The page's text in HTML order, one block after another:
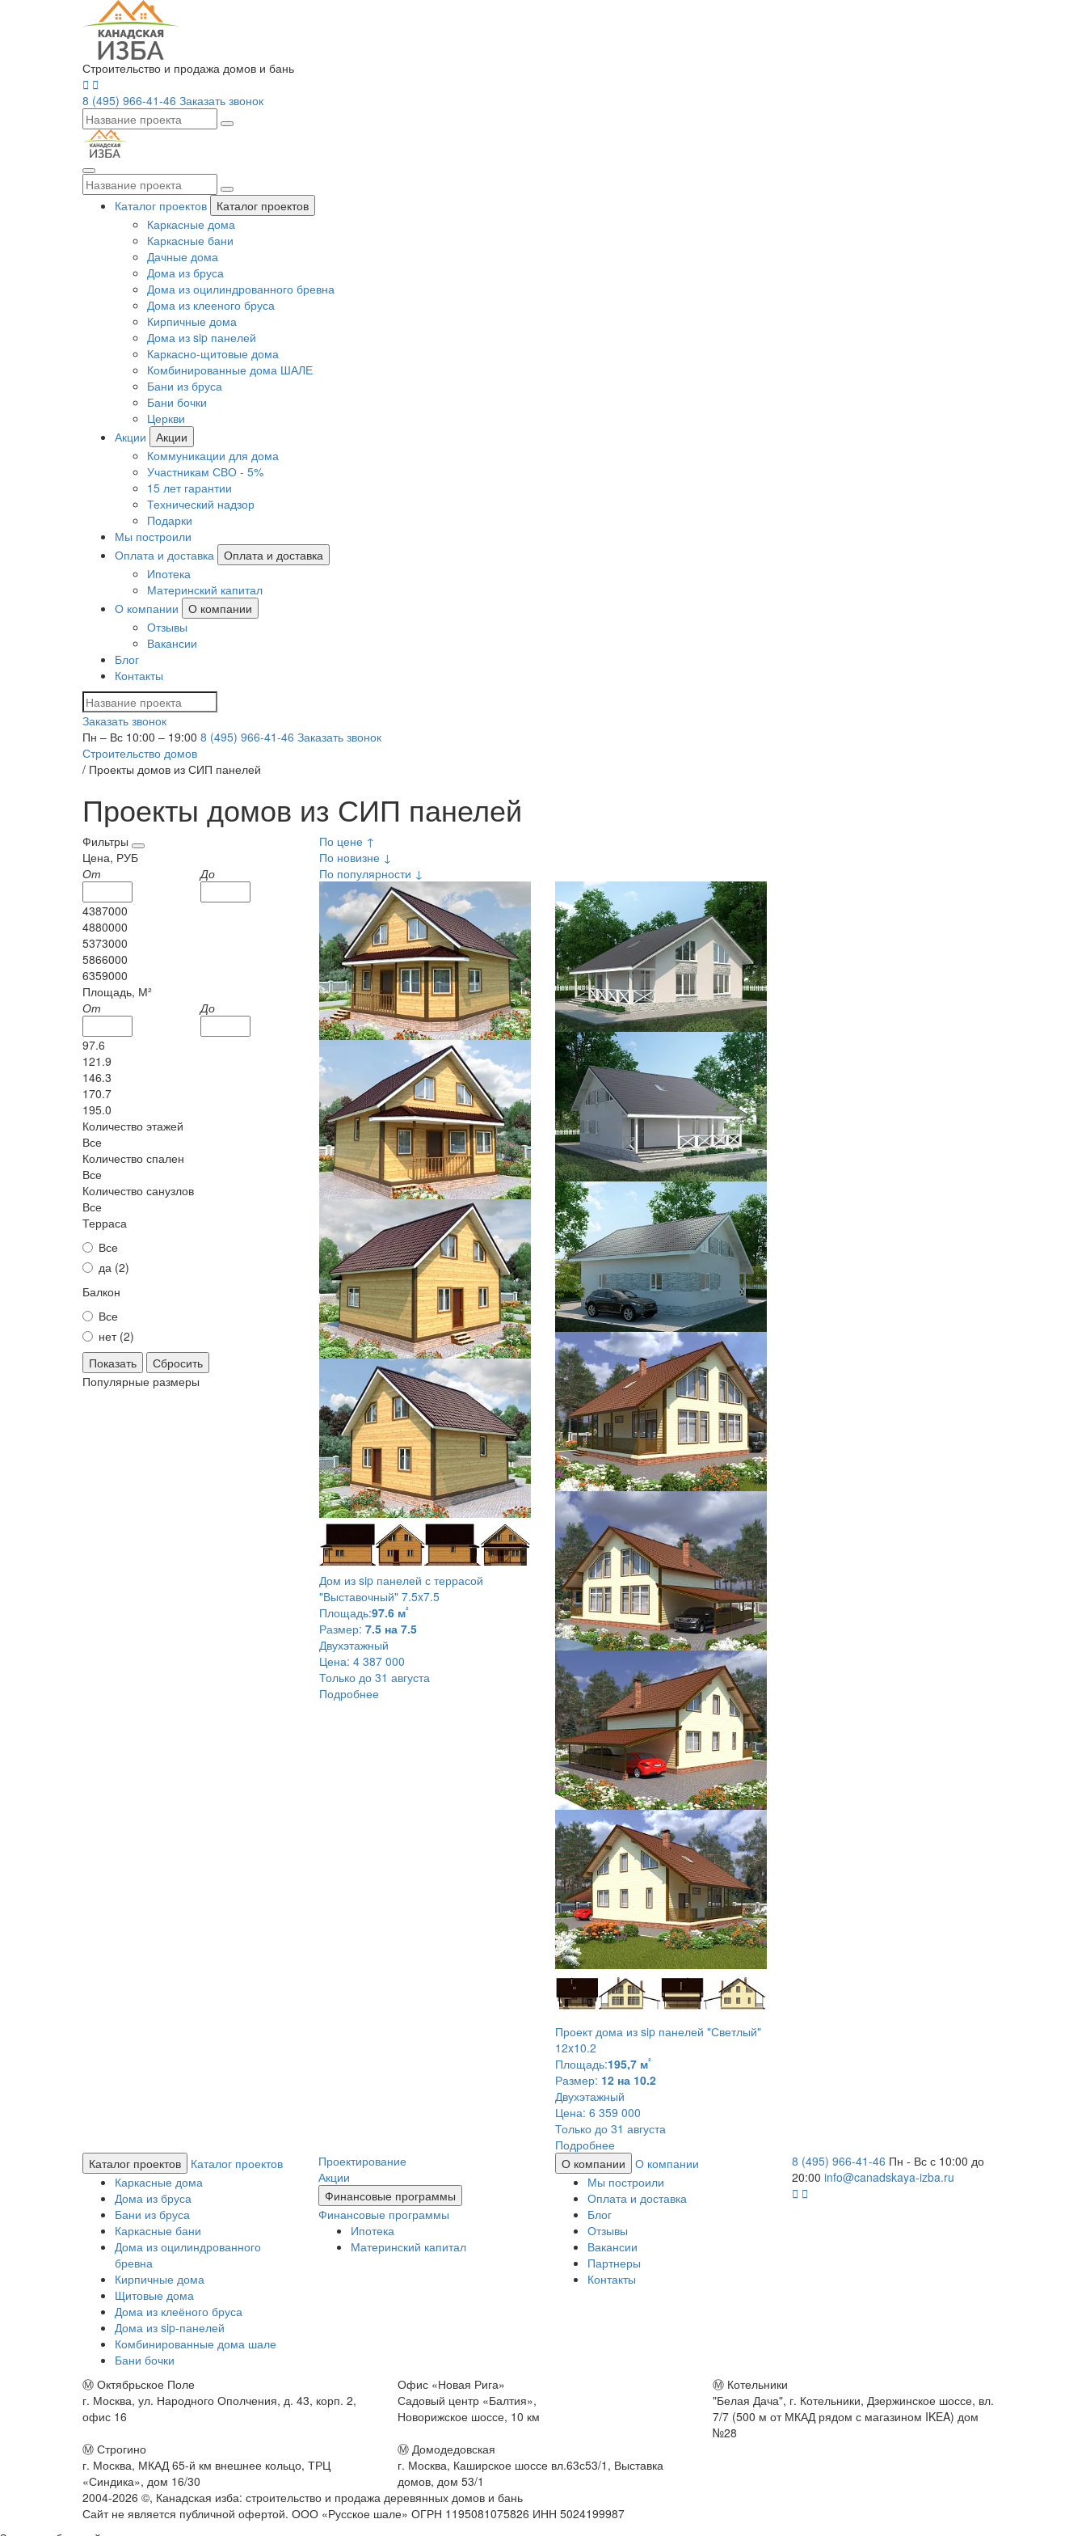
Строительство и продажа домов и бань
8 (495) 966-41-46 Заказать звонок
Каталог проектов
Каталог проектов
Каркасные дома
Каркасные бани
Дачные дома
Дома из бруса
Дома из оцилиндрованного бревна
Дома из клееного бруса
Кирпичные дома
Дома из sip панелей
Каркасно-щитовые дома
Комбинированные дома ШАЛЕ
Бани из бруса
Бани бочки
Церкви
Акции
Акции
Коммуникации для дома
Участникам СВО - 5%
15 лет гарантии
Технический надзор
Подарки
Мы построили
Оплата и доставка
Оплата и доставка
Ипотека
Материнский капитал
О компании
О компании
Отзывы
Вакансии
Блог
Контакты
Заказать звонок
Пн – Вс 10:00 – 19:00 8 (495) 966-41-46 Заказать звонок
Строительство домов
/ Проекты домов из СИП панелей
Проекты домов из СИП панелей
Фильтры
Цена, РУБ
От
До
4387000
4880000
5373000
5866000
6359000
Площадь, М²
От
До
97.6
121.9
146.3
170.7
195.0
Количество этажей
Все
Количество спален
Все
Количество санузлов
Все
Терраса
Все
да (2)
Балкон
Все
нет (2)
Сбросить
Популярные размеры
По цене ↑
По новизне ↓
По популярности ↓
Дом из sip панелей с террасой
"Выставочный" 7.5x7.5
Площадь:97.6 м²
Размер: 7.5 на 7.5
Двухэтажный
Цена: 4 387 000
Только до 31 августа
Подробнее
Проект дома из sip панелей "Светлый"
12x10.2
Площадь:195,7 м²
Размер: 12 на 10.2
Двухэтажный
Цена: 6 359 000
Только до 31 августа
Подробнее
Каталог проектов
Каталог проектов
Каркасные дома
Дома из бруса
Бани из бруса
Каркасные бани
Дома из оцилиндрованного
бревна
Кирпичные дома
Щитовые дома
Дома из клеёного бруса
Дома из sip-панелей
Комбинированные дома шале
Бани бочки
Проектирование
Акции
Финансовые программы
Финансовые программы
Ипотека
Материнский капитал
О компании
О компании
Мы построили
Оплата и доставка
Блог
Отзывы
Вакансии
Партнеры
Контакты
8 (495) 966-41-46 Пн - Вс с 10:00 до
20:00 info@canadskaya-izba.ru
Ⓜ Октябрьское Поле
г. Москва, ул. Народного Ополчения, д. 43, корп. 2,
офис 16
Офис «Новая Рига»
Садовый центр «Балтия»,
Новорижское шоссе, 10 км
Ⓜ Котельники
"Белая Дача", г. Котельники, Дзержинское шоссе, вл.
7/7 (500 м от МКАД рядом с магазином IKEA) дом
№28
Ⓜ Строгино
г. Москва, МКАД 65-й км внешнее кольцо, ТРЦ
«Синдика», дом 16/30
Ⓜ Домодедовская
г. Москва, Каширское шоссе вл.63с53/1, Выставка
домов, дом 53/1
2004-2026 ©, Канадская изба: строительство и продажа деревянных домов и бань
Сайт не является публичной офертой. ООО «Русское шале» ОГРН 1195081075826 ИНН 5024199987